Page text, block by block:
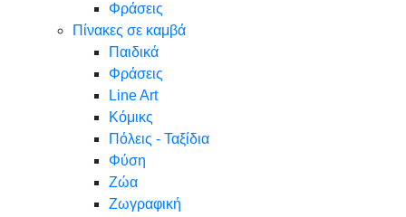
Φράσεις
Πίνακες σε καμβά
Παιδικά
Φράσεις
Line Art
Κόμικς
Πόλεις - Ταξίδια
Φύση
Ζώα
Ζωγραφική